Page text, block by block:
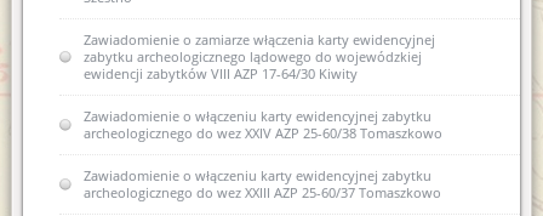
Zawiadomienie o zamiarze włączenia karty ewidencyjnej
zabytku archeologicznego lądowego do wojewódzkiej
ewidencji zabytków VIII AZP 17-64/30 Kiwity
Zawiadomienie o włączeniu karty ewidencyjnej zabytku
archeologicznego do wez XXIV AZP 25-60/38 Tomaszkowo
Zawiadomienie o włączeniu karty ewidencyjnej zabytku
archeologicznego do wez XXIII AZP 25-60/37 Tomaszkowo